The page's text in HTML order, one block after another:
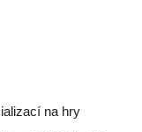
na hry